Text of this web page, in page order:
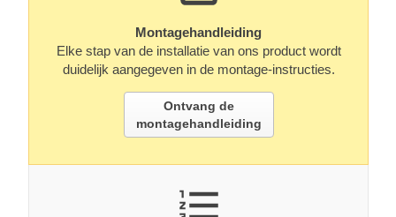
Montagehandleiding
Elke stap van de installatie van ons product wordt
duidelijk aangegeven in de montage-instructies.
Ontvang de
montagehandleiding